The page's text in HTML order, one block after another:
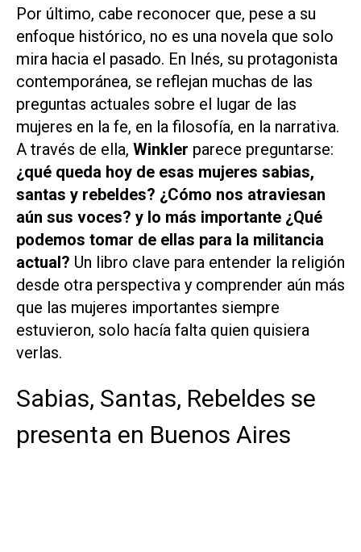
Por último, cabe reconocer que, pese a su
enfoque histórico, no es una novela que solo
mira hacia el pasado. En Inés, su protagonista
contemporánea, se reflejan muchas de las
preguntas actuales sobre el lugar de las
mujeres en la fe, en la filosofía, en la narrativa.
A través de ella, Winkler parece preguntarse:
¿qué queda hoy de esas mujeres sabias,
santas y rebeldes? ¿Cómo nos atraviesan
aún sus voces? y lo más importante ¿Qué
podemos tomar de ellas para la militancia
actual? Un libro clave para entender la religión
desde otra perspectiva y comprender aún más
que las mujeres importantes siempre
estuvieron, solo hacía falta quien quisiera
verlas.
Sabias, Santas, Rebeldes se
presenta en Buenos Aires